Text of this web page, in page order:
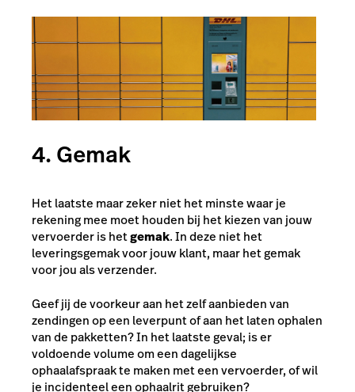
4. Gemak
Het laatste maar zeker niet het minste waar je
rekening mee moet houden bij het kiezen van jouw
vervoerder is hetgemak. In deze niet het
leveringsgemak voor jouw klant, maar het gemak
voor jou als verzender.
Geef jij de voorkeur aan het zelf aanbieden van
zendingen op een leverpunt of aan het laten ophalen
van de pakketten? In het laatste geval; is er
voldoende volume om een dagelijkse
ophaalafspraak te maken met een vervoerder, of wil
je incidenteel een ophaalrit gebruiken?